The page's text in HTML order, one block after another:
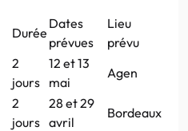
Durée
Dates
prévues
Lieu
prévu
2
jours
12 et 13
mai
Agen
2
jours
28 et 29
avril
Bordeaux